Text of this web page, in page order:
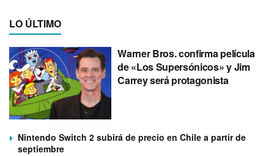
LO ÚLTIMO
Warner Bros. confirma película
de «Los Supersónicos» y Jim
Carrey será protagonista
Nintendo Switch 2 subirá de precio en Chile a partir de
septiembre